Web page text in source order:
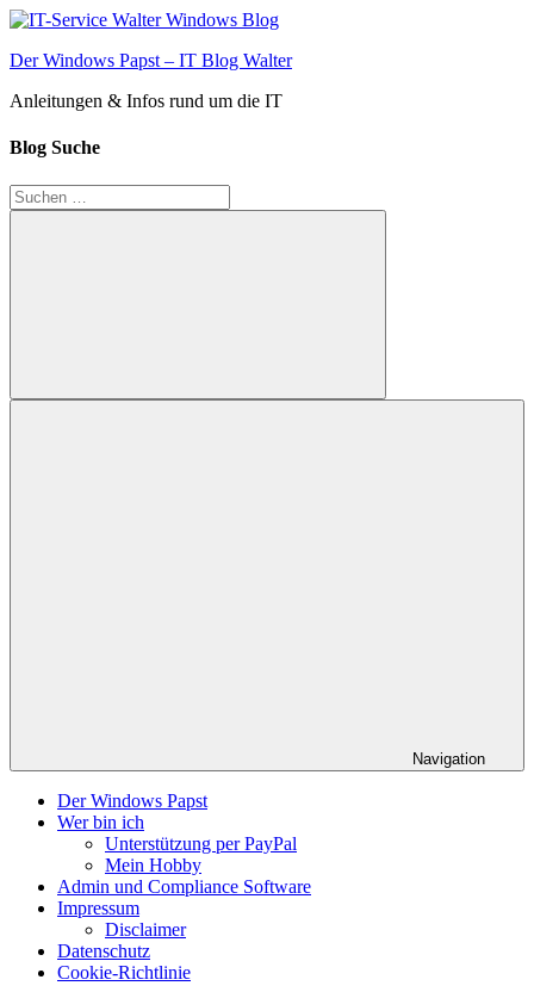
Zum
springen
Der Windows Papst – IT Blog Walter
Anleitungen & Infos rund um die IT
Blog Suche
Suchen
nach:
Suchen
Navigation
Der Windows Papst
Wer bin ich
Unterstützung per PayPal
Mein Hobby
Admin und Compliance Software
Impressum
Disclaimer
Datenschutz
Cookie-Richtlinie